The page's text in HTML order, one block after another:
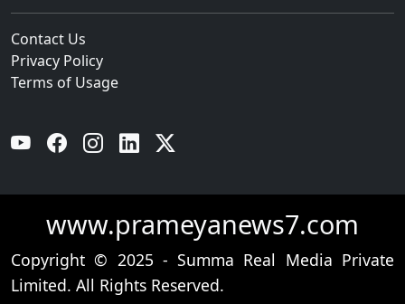
Contact Us
Privacy Policy
Terms of Usage
YouTube Facebook Instagram Linkedin
www.prameyanews7.com
Copyright © 2025 - Summa Real Media Private
Limited. All Rights Reserved.